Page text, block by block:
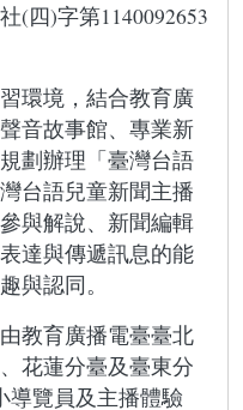
(四)字第1140092653
環境，結合教育廣
音故事館、專業新
劃辦理「臺灣台語
台語兒童新聞主播
與解說、新聞編輯
達與傳遞訊息的能
與認同。
教育廣播電臺臺北
花蓮分臺及臺東分
導覽員及主播體驗